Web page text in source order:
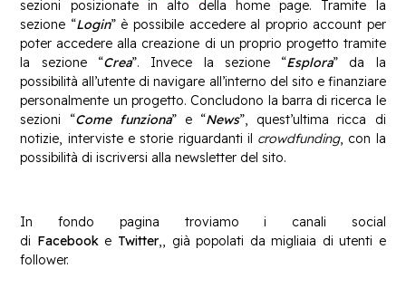
sezioni posizionate in alto della home page. Tramite la
sezione “Login” è possibile accedere al proprio account per
poter accedere alla creazione di un proprio progetto tramite
la sezione “Crea”. Invece la sezione “Esplora” da la
possibilità all’utente di navigare all’interno del sito e finanziare
personalmente un progetto. Concludono la barra di ricerca le
sezioni “Come funziona” e “News”, quest’ultima ricca di
notizie, interviste e storie riguardanti il crowdfunding, con la
possibilità di iscriversi alla newsletter del sito.
In fondo pagina troviamo i canali social
di Facebook e Twitter,, già popolati da migliaia di utenti e
follower.